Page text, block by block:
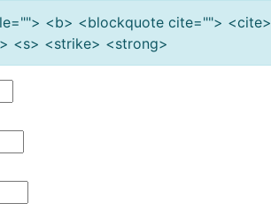
<b> <blockquote cite=""> <cite>
<s> <strike> <strong>